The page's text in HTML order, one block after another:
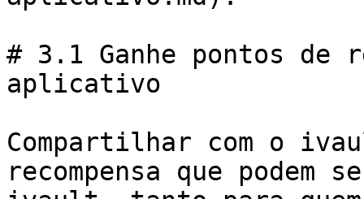
# 3.1 Ganhe pontos de
aplicativo
Compartilhar com o
recompensa que podem